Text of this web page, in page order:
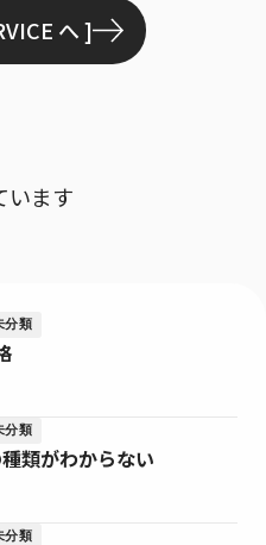
へ ]
います
分類
分類
類がわからない
分類